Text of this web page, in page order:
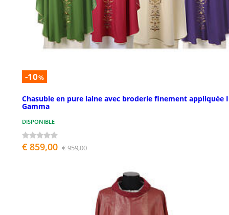
-10%
Chasuble en pure laine avec broderie finement appliquée
Gamma
DISPONIBLE
€ 859,00 € 959,00